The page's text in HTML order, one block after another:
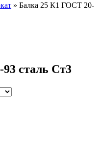
» Балка 25 К1 ГОСТ 20-
сталь Ст3